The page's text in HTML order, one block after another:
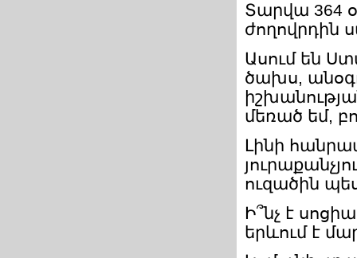
Տարվա 364
ժողովրդին
Ասում են
ծախս,
մեռած եմ,
Լինի
ուզածին
Ի՞նչ է
երևում է